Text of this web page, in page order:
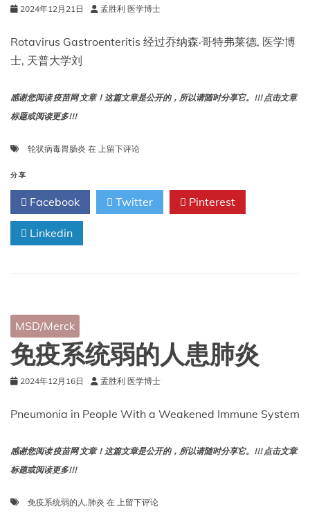
2024年12月21日 孟胜利 医学博士
Rotavirus Gastroenteritis 经过乔纳森·哥特弗莱德, 医学博
士, 天普大学刘
感谢您阅读 疫苗网 文章！这篇文章是公开的，所以请随时分享它。!!! 点击文章
标题或阅读更多!!!
轮状病毒胃肠炎 在 轮
毒
肠
上留下评论
分享
Facebook Twitter Pinterest
Linkedin
MSD/Merck
免疫系统弱的人患肺炎
2024年12月16日 孟胜利 医学博士
Pneumonia in People With a Weakened Immune System
感谢您阅读 疫苗网 文章！这篇文章是公开的，所以请随时分享它。!!! 点击文章
标题或阅读更多!!!
免疫系统弱的人,肺炎 在 免
上留下评论